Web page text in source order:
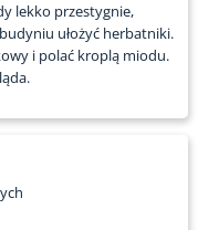
lekko przestygnie,
ułożyć herbatniki.
i polać kroplą miodu.